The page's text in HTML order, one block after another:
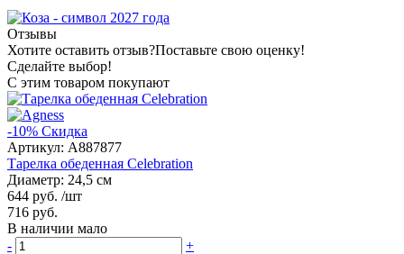
Отзывы
Хотите оставить отзыв?Поставьте свою оценку!
Сделайте выбор!
С этим товаром покупают
-10% Скидка
Артикул: A887877
Тарелка обеденная Celebration
Диаметр: 24,5 см
644 руб. /шт
716 руб.
В наличии мало
-
+